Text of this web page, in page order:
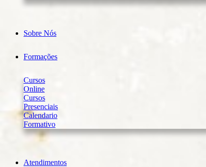
Sobre Nós
Formações
Cursos
Online
Cursos
Presenciais
Calendario
Formativo
Atendimentos